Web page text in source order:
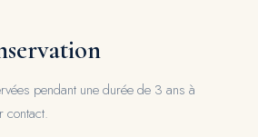
pendant une durée de 3 ans à
contact.